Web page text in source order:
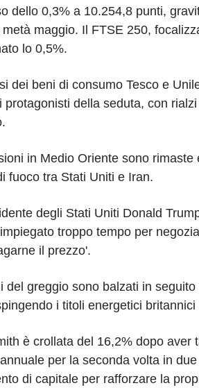
dello 0,3% a 10.254,8 punti,
maggio. Il FTSE 250,
lo 0,5%.
dei beni di consumo Tesco e
protagonisti della seduta, con
in Medio Oriente sono rimaste
fuoco tra Stati Uniti e Iran.
degli Stati Uniti Donald
troppo tempo per
il prezzo'.
del greggio sono balzati in
i titoli energetici
è crollata del 16,2% dopo aver
per la seconda volta in
di capitale per rafforzare la